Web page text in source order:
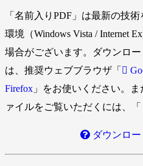
「名前入りPDF」は最新の技
環境（Windows Vista / Internet
場合がございます。ダウンロ
は、推奨ウェブブラウザ「
Firefox 」をお使いください。
ァイルをご覧いただくには、「
ダウンロ